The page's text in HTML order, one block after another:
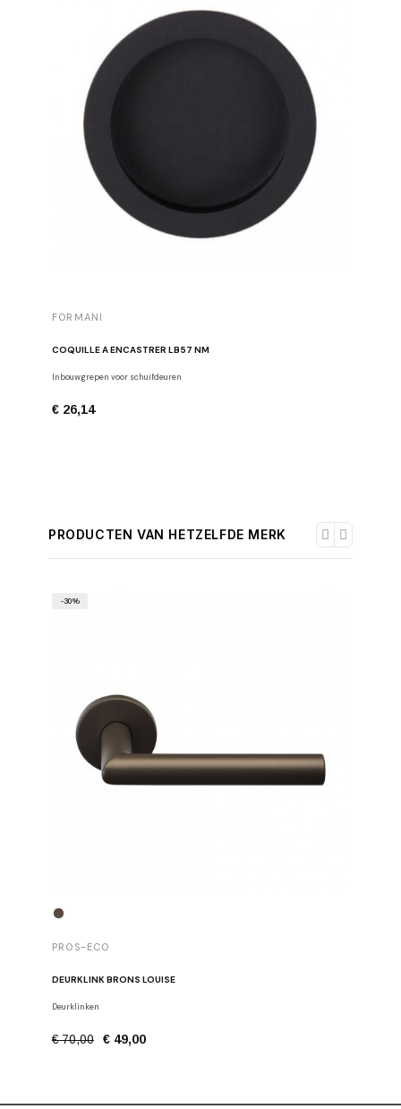
FORMANI
COQUILLE À ENCASTRER LB57 NM
Inbouwgrepen voor schuifdeuren
€ 26,14
PRODUCTEN VAN HETZELFDE MERK
PROS-ECO
DEURKLINK BRONS LOUISE
Deurklinken
€ 70,00 € 49,00
-30%